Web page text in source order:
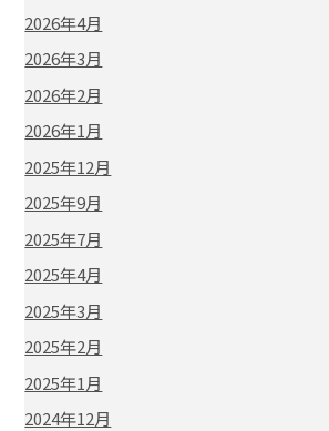
2026年4月
2026年3月
2026年2月
2026年1月
2025年12月
2025年9月
2025年7月
2025年4月
2025年3月
2025年2月
2025年1月
2024年12月